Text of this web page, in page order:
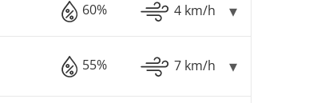
60% 4 km/h
55% 7 km/h